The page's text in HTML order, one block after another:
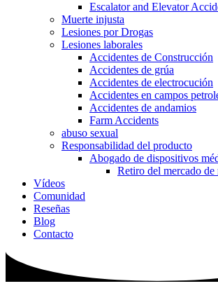
Escalator and Elevator
Muerte injusta
Lesiones por Drogas
Lesiones laborales
Accidentes de Construcción
Accidentes de grúa
Accidentes de electrocución
Accidentes en campos
Accidentes de andamios
Farm Accidents
abuso sexual
Responsabilidad del producto
Abogado de dispositivos
Retiro del mercado
Vídeos
Comunidad
Reseñas
Blog
Contacto